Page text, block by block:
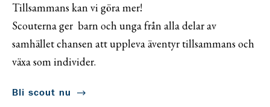
Tillsammans kan vi göra mer!
Scouterna ger barn och unga från alla delar av
samhället chansen att uppleva äventyr tillsammans och
växa som individer.
Bli scout nu